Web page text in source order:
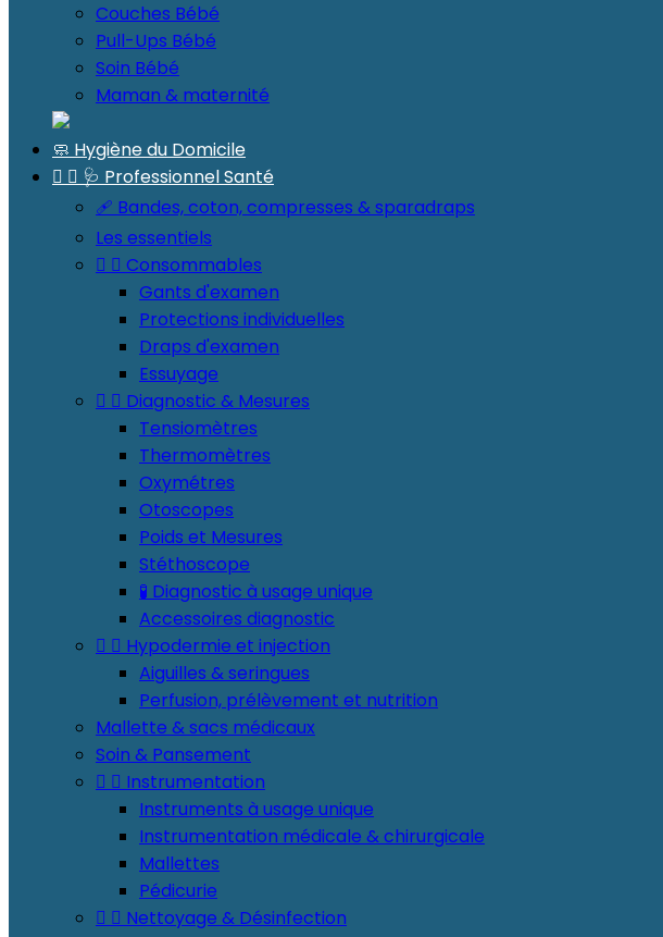
Couches Bébé
Pull-Ups Bébé
Soin Bébé
Maman & maternité
🧼 Hygiène du Domicile
  🩺 Professionnel Santé
🩹 Bandes, coton, compresses & sparadraps
Les essentiels
  Consommables
Gants d'examen
Protections individuelles
Draps d'examen
Essuyage
  Diagnostic & Mesures
Tensiomètres
Thermomètres
Oxymétres
Otoscopes
Poids et Mesures
Stéthoscope
🧪 Diagnostic à usage unique
Accessoires diagnostic
  Hypodermie et injection
Aiguilles & seringues
Perfusion, prélèvement et nutrition
Mallette & sacs médicaux
Soin & Pansement
  Instrumentation
Instruments à usage unique
Instrumentation médicale & chirurgicale
Mallettes
Pédicurie
  Nettoyage & Désinfection